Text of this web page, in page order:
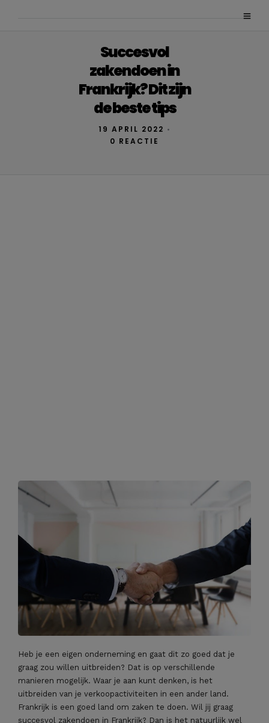
Succesvol
zakendoen in
Frankrijk? Dit zijn
de beste tips
19 APRIL 2022 •
0 REACTIE
Heb je een eigen onderneming en gaat dit zo goed dat je
graag zou willen uitbreiden? Dat is op verschillende
manieren mogelijk. Waar je aan kunt denken, is het
uitbreiden van je verkoopactiviteiten in een ander land.
Frankrijk is een goed land om zaken te doen. Wil jij graag
succesvol zakendoen in Frankrijk? Dan is het natuurlijk wel